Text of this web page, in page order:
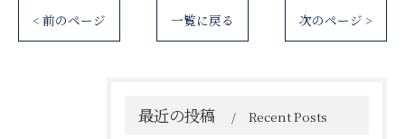
< 前のページ 一覧に戻る 次のページ >
最近の投稿 Recent Posts